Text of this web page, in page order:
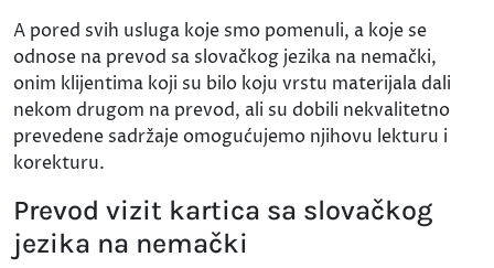
A pored svih usluga koje smo pomenuli, a koje se
odnose na prevod sa slovačkog jezika na nemački,
onim klijentima koji su bilo koju vrstu materijala dali
nekom drugom na prevod, ali su dobili nekvalitetno
prevedene sadržaje omogućujemo njihovu lekturu i
korekturu.
Prevod vizit kartica sa slovačkog
jezika na nemački